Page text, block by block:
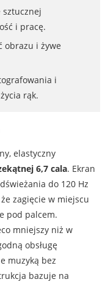
sztucznej
i pracę.
obrazu i żywe
i
rąk.
elastyczny
6,7 cala. Ekran
do 120 Hz
zagięcie w miejscu
pod palcem.
mniejszy niż w
obsługę
muzyką bez
bazuje na